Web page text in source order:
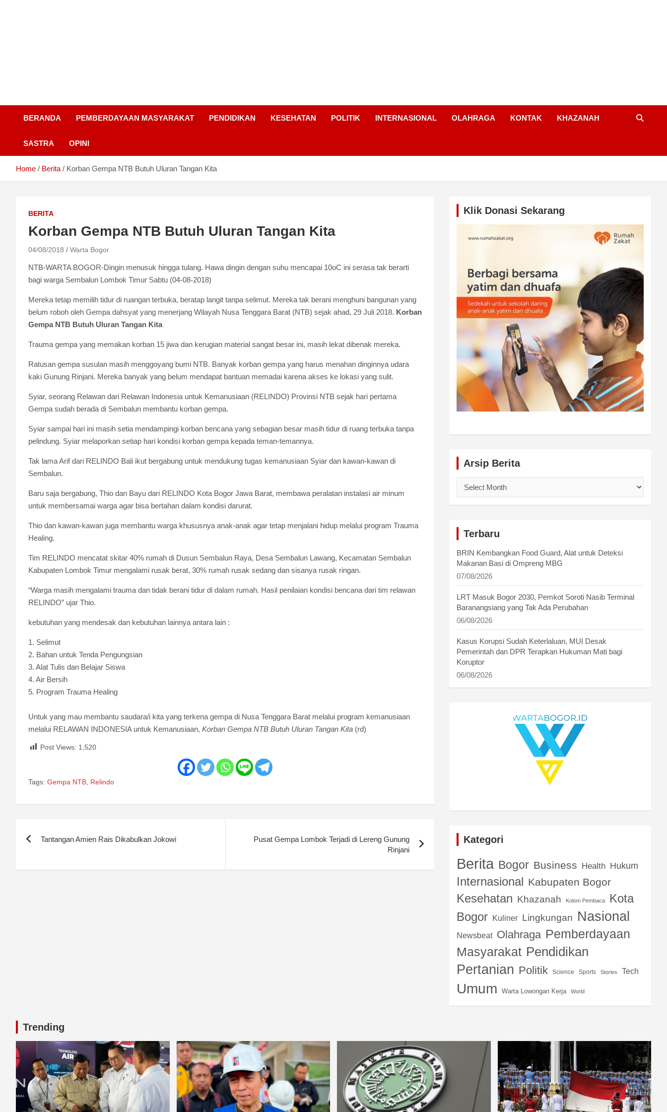
BERANDA PEMBERDAYAAN MASYARAKAT PENDIDIKAN KESEHATAN POLITIK INTERNASIONAL OLAHRAGA KONTAK KHAZANAH
SASTRA OPINI
Home Berita Korban Gempa NTB Butuh Uluran Tangan Kita
BERITA
Korban Gempa NTB Butuh Uluran Tangan Kita
04/08/2018 Warta Bogor
NTB-WARTA BOGOR-Dingin menusuk hingga tulang. Hawa dingin dengan suhu mencapai 10oC ini serasa tak berarti
bagi warga Sembalun Lombok Timur Sabtu (04-08-2018)
Mereka tetap memilih tidur di ruangan terbuka, beratap langit tanpa selimut. Mereka tak berani menghuni bangunan yang
belum roboh oleh Gempa dahsyat yang menerjang Wilayah Nusa Tenggara Barat (NTB) sejak ahad, 29 Juli 2018. Korban
Gempa NTB Butuh Uluran Tangan Kita
Trauma gempa yang memakan korban 15 jiwa dan kerugian material sangat besar ini, masih lekat dibenak mereka.
Ratusan gempa susulan masih menggoyang bumi NTB. Banyak korban gempa yang harus menahan dinginnya udara
kaki Gunung Rinjani. Mereka banyak yang belum mendapat bantuan memadai karena akses ke lokasi yang sulit.
Syiar, seorang Relawan dari Relawan Indonesia untuk Kemanusiaan (RELINDO) Provinsi NTB sejak hari pertama
Gempa sudah berada di Sembalun membantu korban gempa.
Syiar sampai hari ini masih setia mendampingi korban bencana yang sebagian besar masih tidur di ruang terbuka tanpa
pelindung. Syiar melaporkan setiap hari kondisi korban gempa kepada teman-temannya.
Tak lama Arif dari RELINDO Bali ikut bergabung untuk mendukung tugas kemanusiaan Syiar dan kawan-kawan di
Sembalun.
Baru saja bergabung, Thio dan Bayu dari RELINDO Kota Bogor Jawa Barat, membawa peralatan instalasi air minum
untuk membersamai warga agar bisa bertahan dalam kondisi darurat.
Thio dan kawan-kawan juga membantu warga khususnya anak-anak agar tetap menjalani hidup melalui program Trauma
Healing.
Tim RELINDO mencatat skitar 40% rumah di Dusun Sembalun Raya, Desa Sembalun Lawang, Kecamatan Sembalun
Kabupaten Lombok Timur mengalami rusak berat, 30% rumah rusak sedang dan sisanya rusak ringan.
“Warga masih mengalami trauma dan tidak berani tidur di dalam rumah. Hasil penilaian kondisi bencana dari tim relawan
RELINDO” ujar Thio.
kebutuhan yang mendesak dan kebutuhan lainnya antara lain :
1. Selimut
2. Bahan untuk Tenda Pengungsian
3. Alat Tulis dan Belajar Siswa
4. Air Bersih
5. Program Trauma Healing
Untuk yang mau membantu saudara/i kita yang terkena gempa di Nusa Tenggara Barat melalui program kemanusiaan
melalui RELAWAN INDONESIA untuk Kemanusiaan, Korban Gempa NTB Butuh Uluran Tangan Kita (rd)
Post Views: 1,520
Tags: Gempa NTB, Relindo
navigation
Tantangan Amien Rais Dikabulkan Jokowi
Pusat Gempa Lombok Terjadi di Lereng Gunung
Rinjani
Klik Donasi Sekarang
Arsip Berita
Berita
Terbaru
BRIN Kembangkan Food Guard, Alat untuk Deteksi
Makanan Basi di Ompreng MBG
07/08/2026
LRT Masuk Bogor 2030, Pemkot Soroti Nasib Terminal
Baranangsiang yang Tak Ada Perubahan
06/08/2026
Kasus Korupsi Sudah Keterlaluan, MUI Desak
Pemerintah dan DPR Terapkan Hukuman Mati bagi
Koruptor
06/08/2026
Kategori
Berita Bogor Business Health Hukum
Internasional Kabupaten Bogor
Kesehatan Khazanah Kolom Pembaca
Kota
Bogor
Kuliner Lingkungan Nasional
Newsbeat Olahraga Pemberdayaan
Masyarakat Pendidikan
Pertanian Politik Science Sports Stories Tech
Umum Warta Lowongan Kerja World
Trending